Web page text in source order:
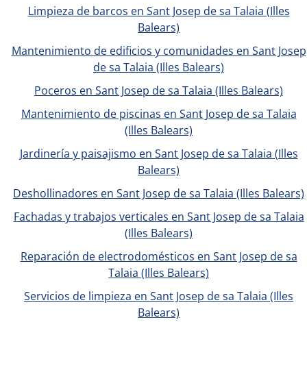
Limpieza de barcos en Sant Josep de sa Talaia (Illes
Balears)
Mantenimiento de edificios y comunidades en Sant Josep
de sa Talaia (Illes Balears)
Poceros en Sant Josep de sa Talaia (Illes Balears)
Mantenimiento de piscinas en Sant Josep de sa Talaia
(Illes Balears)
Jardinería y paisajismo en Sant Josep de sa Talaia (Illes
Balears)
Deshollinadores en Sant Josep de sa Talaia (Illes Balears)
Fachadas y trabajos verticales en Sant Josep de sa Talaia
(Illes Balears)
Reparación de electrodomésticos en Sant Josep de sa
Talaia (Illes Balears)
Servicios de limpieza en Sant Josep de sa Talaia (Illes
Balears)